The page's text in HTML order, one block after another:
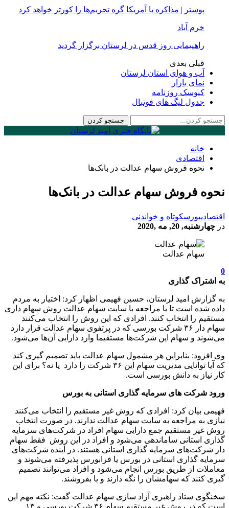
پوستر | مذاکره با آمریکا گره تحریم‌ها را کورتر خواهد کرد
خرم آباد
راهپیمایی روز قدس در لرستان برگزار گردید
قبلی بعدی
آب و هوای استان لرستان
نمای بازار
کیوسک روزنامه
جدول لیگ های فوتبال
خانه
اقتصادی
نحوه فروش سهام عدالت در بانک‌ها
نحوه فروش سهام عدالت در بانک‌ها
اقتصادیبورسکوتاه و خواندنی
در چهارشنبه, 20, مه ,2020
سهام عدالت
0
به اشتراک گذاری
به گزارش امید لرستان، حسین فهیمی اظهار کرد: اختیار به مردم
داده شده است تا با مراجعه با سایت سهام عدالت روش سهام داری
مستقیم را انتخاب کنند. افرادی که این روش را انتخاب می‌کنند
سهام دار ۳۶ شرکت بورسی که در پرتفوی سهام عدالت قرار دارد
می‌شوند و سهام این شرکت‌ها مستقیما وارد دارایی آن‌ها می‌شود.
وی افزود: بنابراین هر مشمول سهام عدالت باید تصمیم گیری کند
که آیا توانایی مدیریت سهام این ۳۶ شرکت را دارد یا نه؟ برای این
کار نیاز به دانش بورسی است.
ورود شرکت های سرمایه گذاری استانی به بورس
فهیمی بیان کرد: افرادی که روش غیر مستقیم را انتخاب می‌کنند
نیازی به مراجعه به سایت سهام عدالت ندارند. در صورت انتخاب
روش غیر مستقیم جمع دارایی سهام افراد در شرکت‌های سرمایه
گذاری استانی ساماندهی می‌شود و افراد در این روش فقط سهام
دار شرکت‌های سرمایه گذاری استانی هستند. در آینده شرکت‌های
سرمایه گذاری استانی در بورس یا فرابورس پذیرفته می‌شوند و
معاملات از طریق بورس انجام می‌شود و افراد می‌توانند تصمیم
گیری کنند که سهامشان را نگه دارند و یا بفروشند.
سخنگوی ستاد راهبری آزاد سازی سهام عدالت گفت: نکته مهم این
است که در روش غیر مستقیم سهام ۳۶ شرکت بورسی و ۱۳